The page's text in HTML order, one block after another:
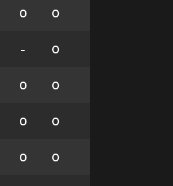
0 0
- 0
0 0
0 0
0 0